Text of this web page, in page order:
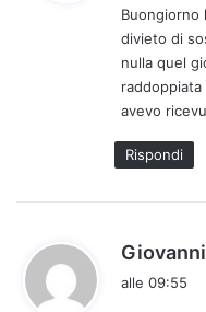
Buongiorno
divieto di
nulla quel
avevo
Rispondi
Giovanni
alle 09:55